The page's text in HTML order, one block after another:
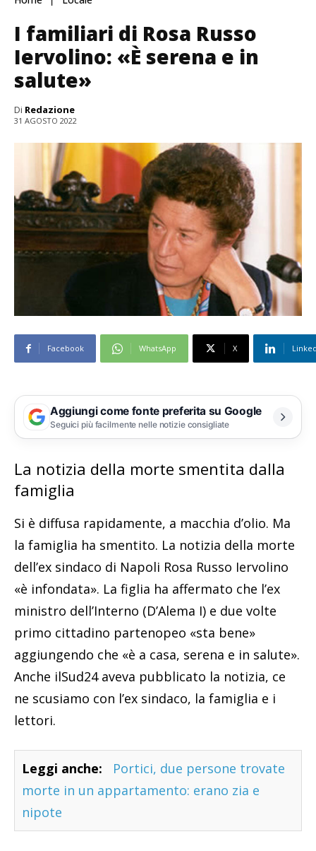
I familiari di Rosa Russo
Iervolino: «È serena e in
salute»
Di Redazione
31 AGOSTO 2022
Facebook WhatsApp X
Aggiungi come fonte preferita su Google
Seguici più facilmente nelle notizie consigliate
La notizia della morte smentita dalla
famiglia
Si è diffusa rapidamente, a macchia d’olio. Ma
la famiglia ha smentito. La notizia della morte
dell’ex sindaco di Napoli Rosa Russo Iervolino
«è infondata». La figlia ha affermato che l’ex
ministro dell’Interno (D’Alema I) e due volte
primo cittadino partenopeo «sta bene»
aggiungendo che «è a casa, serena e in salute».
Anche ilSud24 aveva pubblicato la notizia, ce
ne scusiamo con l’ex sindaco, la famiglia e i
lettori.
Leggi anche:
Portici, due persone trovate
morte in un appartamento: erano zia e
nipote